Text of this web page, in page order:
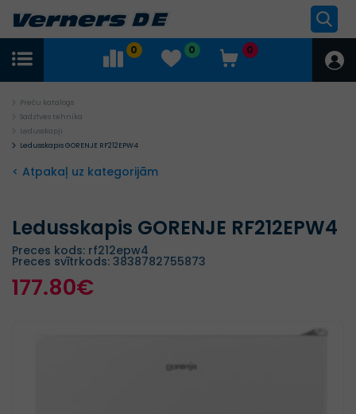
0 0 0
Preču katalogs
Sadzīves tehnika
Ledusskapji
Ledusskapis GORENJE RF212EPW4
< Atpakaļ uz kategorijām
Ledusskapis GORENJE RF212EPW4
Preces kods: rf212epw4
Preces svītrkods: 3838782755873
177.80€